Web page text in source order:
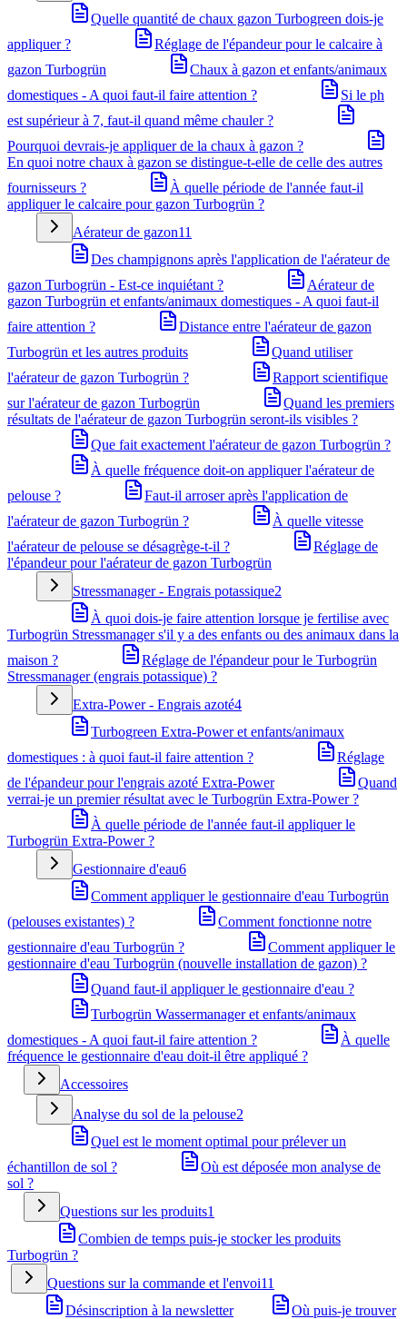
Quelle quantité de chaux gazon Turbogreen dois-je
appliquer ?
Réglage de l'épandeur pour le calcaire à
gazon Turbogrün
Chaux à gazon et enfants/animaux
domestiques - A quoi faut-il faire attention ?
Si le ph
est supérieur à 7, faut-il quand même chauler ?
Pourquoi devrais-je appliquer de la chaux à gazon ?
En quoi notre chaux à gazon se distingue-t-elle de celle des autres
fournisseurs ?
À quelle période de l'année faut-il
appliquer le calcaire pour gazon Turbogrün ?
Aérateur de gazon11
Des champignons après l'application de l'aérateur de
gazon Turbogrün - Est-ce inquiétant ?
Aérateur de
gazon Turbogrün et enfants/animaux domestiques - A quoi faut-il
faire attention ?
Distance entre l'aérateur de gazon
Turbogrün et les autres produits
Quand utiliser
l'aérateur de gazon Turbogrün ?
Rapport scientifique
sur l'aérateur de gazon Turbogrün
Quand les premiers
résultats de l'aérateur de gazon Turbogrün seront-ils visibles ?
Que fait exactement l'aérateur de gazon Turbogrün ?
À quelle fréquence doit-on appliquer l'aérateur de
pelouse ?
Faut-il arroser après l'application de
l'aérateur de gazon Turbogrün ?
À quelle vitesse
l'aérateur de pelouse se désagrège-t-il ?
Réglage de
l'épandeur pour l'aérateur de gazon Turbogrün
Stressmanager - Engrais potassique2
À quoi dois-je faire attention lorsque je fertilise avec
Turbogrün Stressmanager s'il y a des enfants ou des animaux dans la
maison ?
Réglage de l'épandeur pour le Turbogrün
Stressmanager (engrais potassique) ?
Extra-Power - Engrais azoté4
Turbogreen Extra-Power et enfants/animaux
domestiques : à quoi faut-il faire attention ?
Réglage
de l'épandeur pour l'engrais azoté Extra-Power
Quand
verrai-je un premier résultat avec le Turbogrün Extra-Power ?
À quelle période de l'année faut-il appliquer le
Turbogrün Extra-Power ?
Gestionnaire d'eau6
Comment appliquer le gestionnaire d'eau Turbogrün
(pelouses existantes) ?
Comment fonctionne notre
gestionnaire d'eau Turbogrün ?
Comment appliquer le
gestionnaire d'eau Turbogrün (nouvelle installation de gazon) ?
Quand faut-il appliquer le gestionnaire d'eau ?
Turbogrün Wassermanager et enfants/animaux
domestiques - A quoi faut-il faire attention ?
À quelle
fréquence le gestionnaire d'eau doit-il être appliqué ?
Accessoires
Analyse du sol de la pelouse2
Quel est le moment optimal pour prélever un
échantillon de sol ?
Où est déposée mon analyse de
sol ?
Questions sur les produits1
Combien de temps puis-je stocker les produits
Turbogrün ?
Questions sur la commande et l'envoi11
Désinscription à la newsletter
Où puis-je trouver